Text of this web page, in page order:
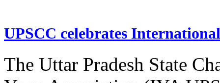
UPSCC celebrates
The Uttar Pradesh State